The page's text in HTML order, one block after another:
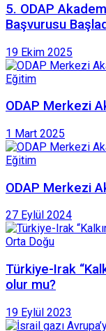
5. ODAP
Başvurusu
19 Ekim 2025
Eğitim
ODAP Merkezi
1 Mart 2025
Eğitim
ODAP Merkezi
27 Eylül 2024
Orta Doğu
Türkiye-Irak
olur mu?
19 Eylül 2023